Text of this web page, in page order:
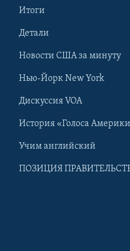
Итоги
Детали
Новости США за минуту
Нью-Йорк New York
Дискуссия VOA
История «Голоса
Учим английский
ПОЗИЦИЯ